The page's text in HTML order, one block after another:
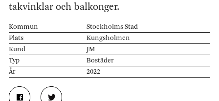
takvinklar och balkonger.
Kommun
Stockholms Stad
Plats
Kungsholmen
Kund
JM
Typ
Bostäder
År
2022